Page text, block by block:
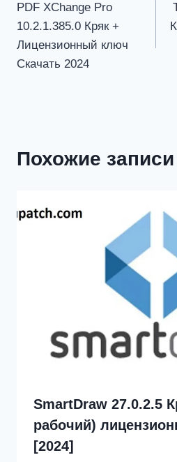
по
записям
PDF XChange Pro
10.2.1.385.0 Кряк +
Лицензионный ключ
Скачать 2024
Похожие записи
SmartDraw 27.0.2.5
рабочий)
[2024]